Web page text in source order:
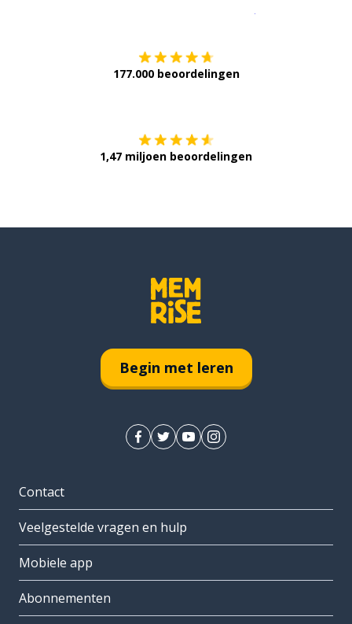
177.000 beoordelingen
1,47 miljoen beoordelingen
Begin met leren
Contact
Veelgestelde vragen en hulp
Mobiele app
Abonnementen